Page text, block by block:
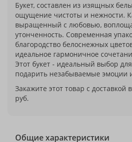
Букет, составлен из изящных
ощущение чистоты и нежности.
выращенный с любовью,
утонченность. Современная
благородство белоснежных
идеальное гармоничное
Этот букет - идеальный выбор для
подарить незабываемые эмоции
Закажите этот товар с доставкой
руб.
Общие характеристики